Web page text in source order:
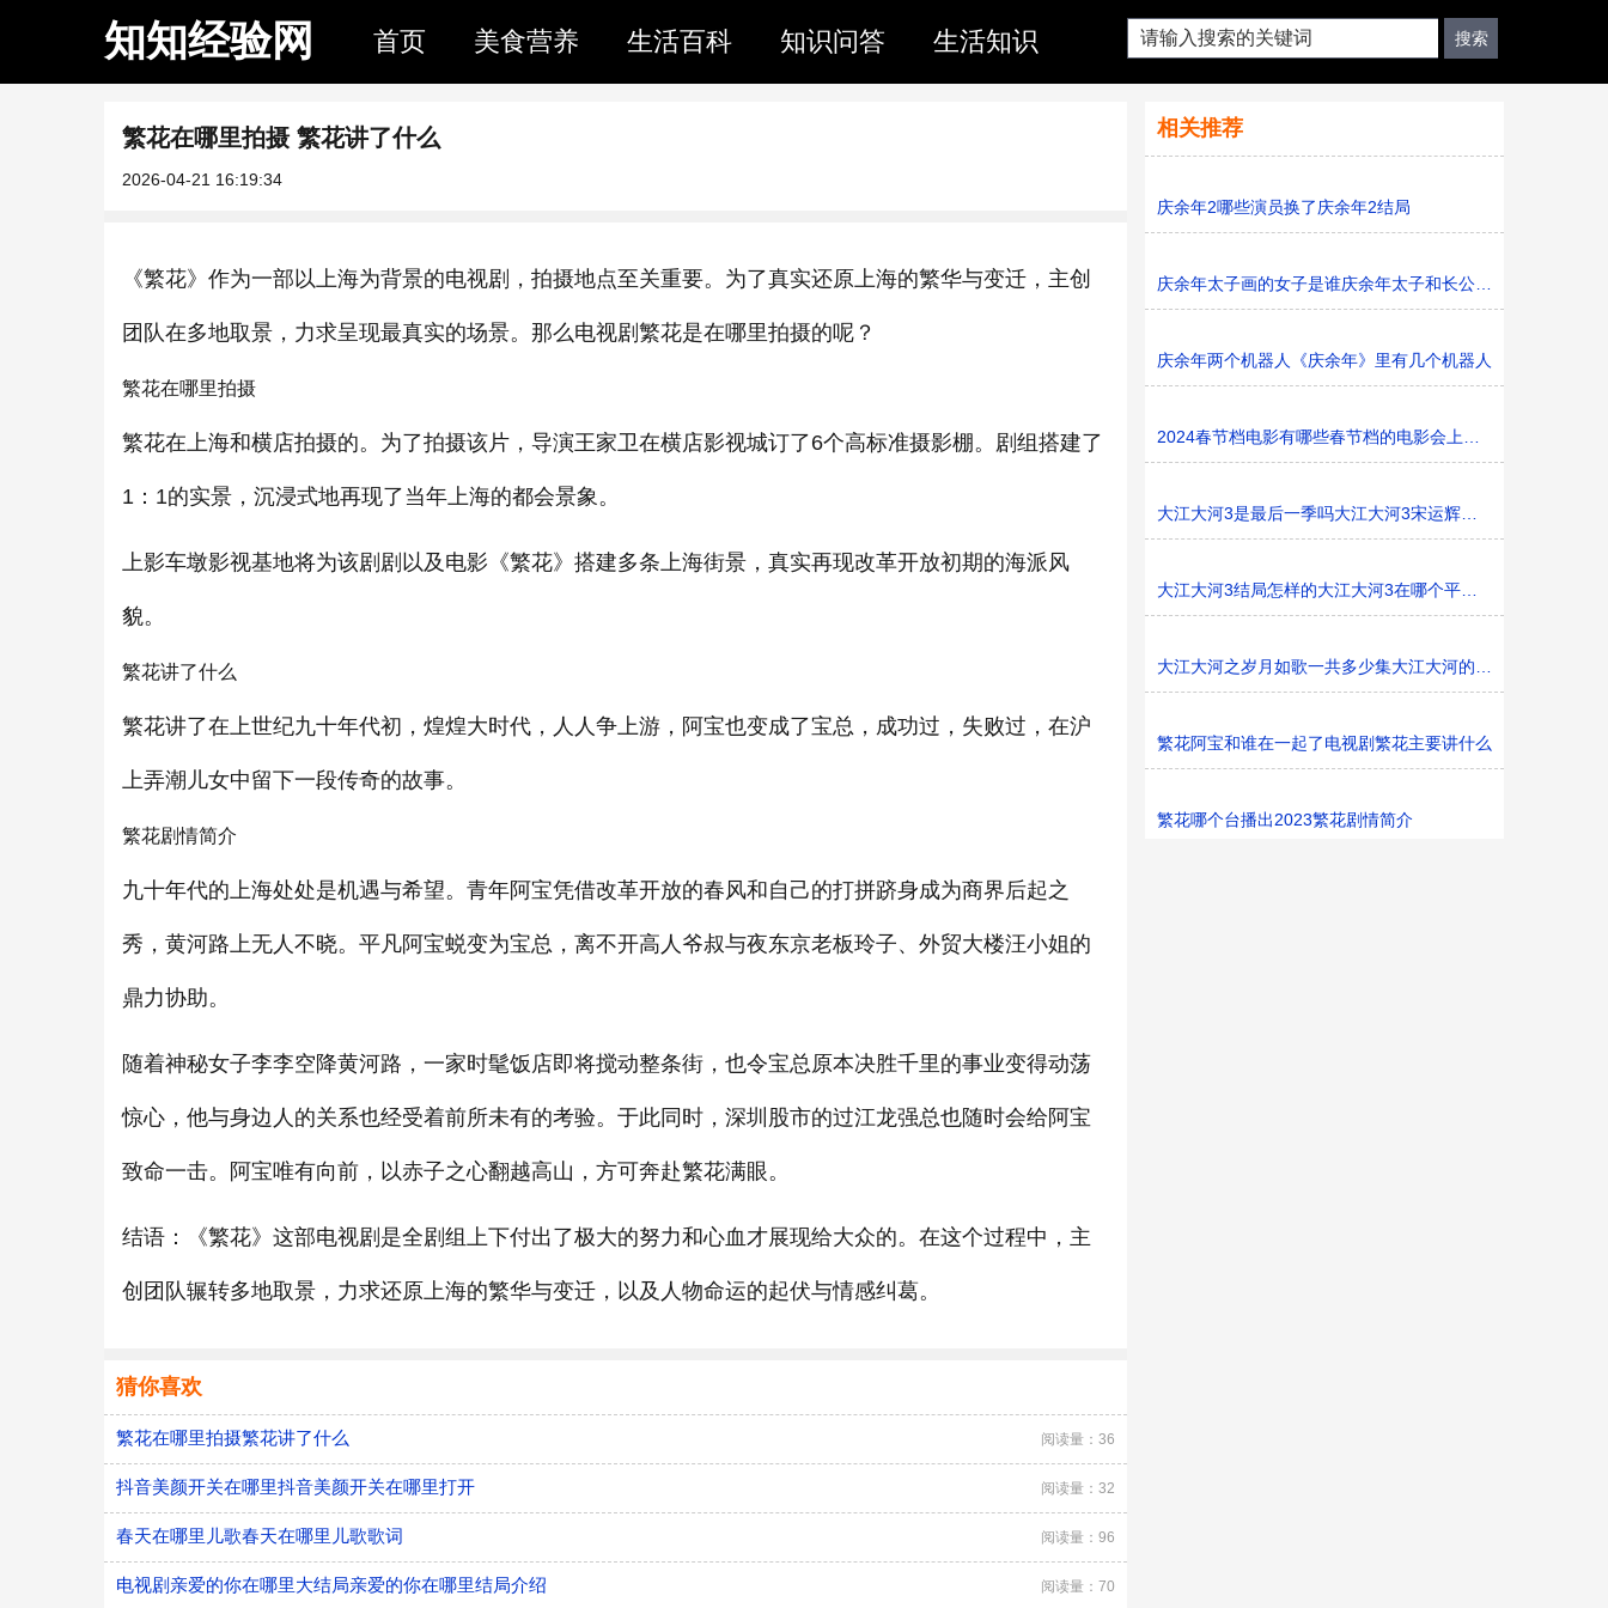
知知经验网 首页 美食营养 生活百科 知识问答 生活知识
繁花在哪里拍摄 繁花讲了什么
2026-04-21 16:19:34
《繁花》作为一部以上海为背景的电视剧，拍摄地点至关重要。为了真实还原上海的繁华与变迁，主创
团队在多地取景，力求呈现最真实的场景。那么电视剧繁花是在哪里拍摄的呢？
繁花在哪里拍摄
繁花在上海和横店拍摄的。为了拍摄该片，导演王家卫在横店影视城订了6个高标准摄影棚。剧组搭建了
1：1的实景，沉浸式地再现了当年上海的都会景象。
上影车墩影视基地将为该剧剧以及电影《繁花》搭建多条上海街景，真实再现改革开放初期的海派风
貌。
繁花讲了什么
繁花讲了在上世纪九十年代初，煌煌大时代，人人争上游，阿宝也变成了宝总，成功过，失败过，在沪
上弄潮儿女中留下一段传奇的故事。
繁花剧情简介
九十年代的上海处处是机遇与希望。青年阿宝凭借改革开放的春风和自己的打拼跻身成为商界后起之
秀，黄河路上无人不晓。平凡阿宝蜕变为宝总，离不开高人爷叔与夜东京老板玲子、外贸大楼汪小姐的
鼎力协助。
随着神秘女子李李空降黄河路，一家时髦饭店即将搅动整条街，也令宝总原本决胜千里的事业变得动荡
惊心，他与身边人的关系也经受着前所未有的考验。于此同时，深圳股市的过江龙强总也随时会给阿宝
致命一击。阿宝唯有向前，以赤子之心翻越高山，方可奔赴繁花满眼。
结语：《繁花》这部电视剧是全剧组上下付出了极大的努力和心血才展现给大众的。在这个过程中，主
创团队辗转多地取景，力求还原上海的繁华与变迁，以及人物命运的起伏与情感纠葛。
猜你喜欢
繁花在哪里拍摄繁花讲了什么 阅读量：36
抖音美颜开关在哪里抖音美颜开关在哪里打开 阅读量：32
春天在哪里儿歌春天在哪里儿歌歌词 阅读量：96
电视剧亲爱的你在哪里大结局亲爱的你在哪里结局介绍 阅读量：70
相关推荐
庆余年2哪些演员换了庆余年2结局
庆余年太子画的女子是谁庆余年太子和长公主是什么关系
庆余年两个机器人《庆余年》里有几个机器人
2024春节档电影有哪些春节档的电影会上映多久
大江大河3是最后一季吗大江大河3宋运辉和梁思申结婚了吗
大江大河3结局怎样的大江大河3在哪个平台播
大江大河之岁月如歌一共多少集大江大河的东海是哪里
繁花阿宝和谁在一起了电视剧繁花主要讲什么
繁花哪个台播出2023繁花剧情简介